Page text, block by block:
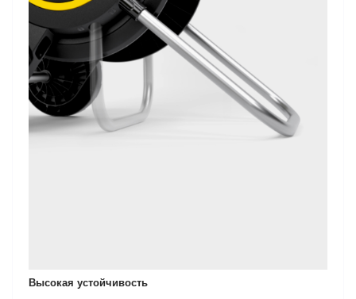
Высокая устойчивость